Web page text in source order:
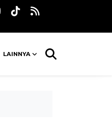
LAINNYA